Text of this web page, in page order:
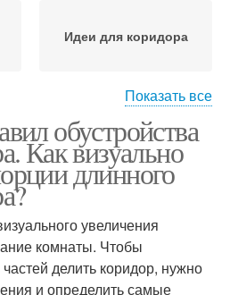
Идеи для коридора
Современный стиль
Показать все
обустройства
Как визуально
длинного
увеличения
комнаты. Чтобы
делить коридор, нужно
и определить самые